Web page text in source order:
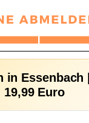
in
19,99 Euro